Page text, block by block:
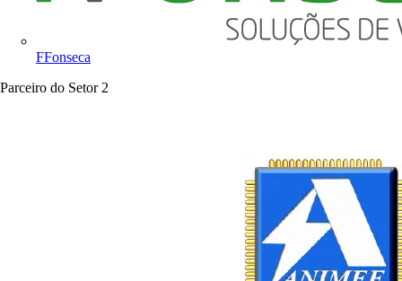
FFonseca
Parceiro do Setor 2